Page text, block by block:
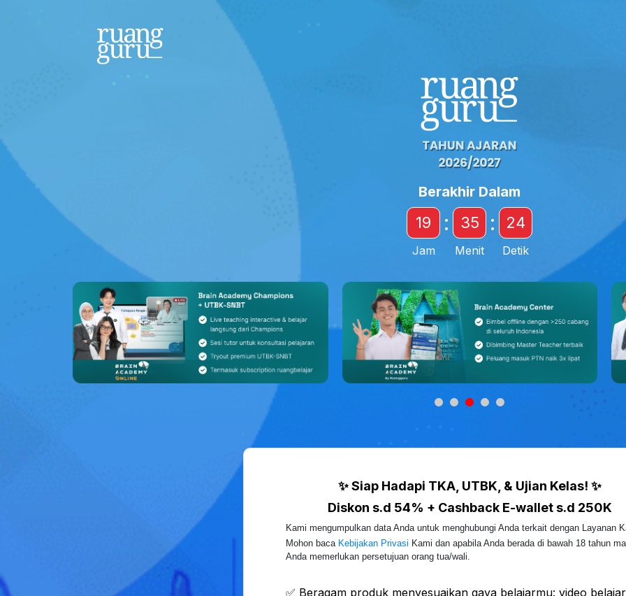
Berakhir Dalam
19
Jam
: 35
Menit
: 22
Detik
✨ Siap Hadapi TKA, UTBK, & Ujian Kelas! ✨
Diskon s.d 54% + Cashback E-wallet s.d 250K
Kami mengumpulkan data Anda untuk menghubungi Anda terkait dengan Layanan
Mohon baca Kebijakan Privasi Kami dan apabila Anda berada di bawah 18 tahun
Anda memerlukan persetujuan orang tua/wali.
✅ Beragam produk menyesuaikan gaya belajarmu: video